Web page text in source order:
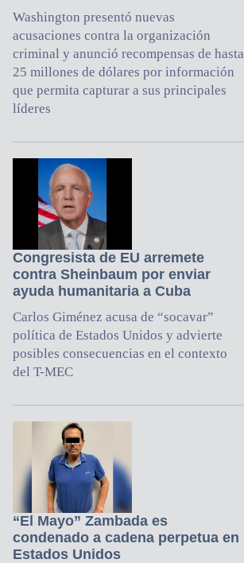
Washington presentó nuevas
acusaciones contra la organización
criminal y anunció recompensas de hasta
25 millones de dólares por información
que permita capturar a sus principales
líderes
Congresista de EU arremete
contra Sheinbaum por enviar
ayuda humanitaria a Cuba
Carlos Giménez acusa de “socavar”
política de Estados Unidos y advierte
posibles consecuencias en el contexto
del T-MEC
“El Mayo” Zambada es
condenado a cadena perpetua en
Estados Unidos